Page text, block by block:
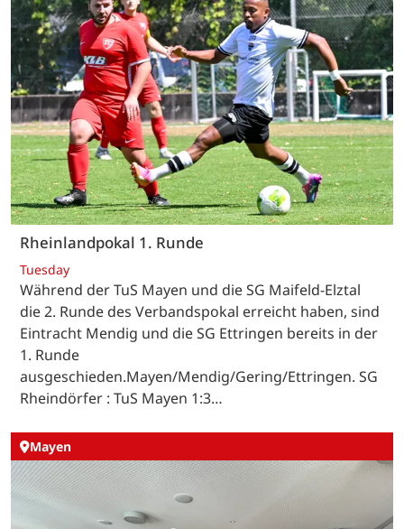
Rheinlandpokal 1. Runde
Tuesday
Während der TuS Mayen und die SG Maifeld-Elztal
die 2. Runde des Verbandspokal erreicht haben, sind
Eintracht Mendig und die SG Ettringen bereits in der
1. Runde
ausgeschieden.Mayen/Mendig/Gering/Ettringen. SG
Rheindörfer : TuS Mayen 1:3…
Mayen